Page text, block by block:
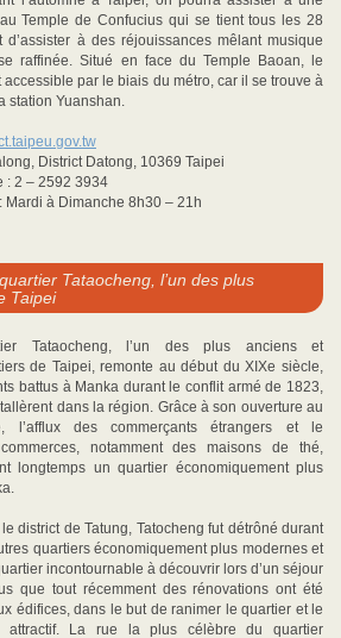
Temple de Confucius qui se tient tous les 28
d’assister à des réjouissances mêlant musique
raffinée. Situé en face du Temple Baoan, le
accessible par le biais du métro, car il se trouve à
station Yuanshan.
District Datong, 10369 Taipei
: 2 – 2592 3934
Mardi à Dimanche 8h30 – 21h
Tataocheng, l’un des plus
Taipei
Tataocheng, l’un des plus anciens et
de Taipei, remonte au début du XIXe siècle,
battus à Manka durant le conflit armé de 1823,
dans la région. Grâce à son ouverture au
l’afflux des commerçants étrangers et le
notamment des maisons de thé,
longtemps un quartier économiquement plus
district de Tatung, Tatocheng fut détrôné durant
quartiers économiquement plus modernes et
incontournable à découvrir lors d’un séjour
que tout récemment des rénovations ont été
édifices, dans le but de ranimer le quartier et le
attractif. La rue la plus célèbre du quartier